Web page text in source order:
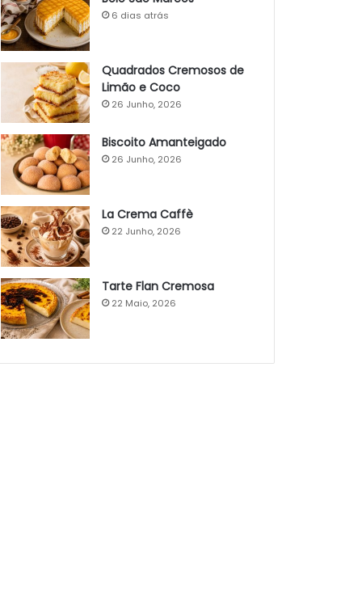
6 dias atrás
Quadrados Cremosos de
Limão e Coco
26 Junho, 2026
Biscoito Amanteigado
26 Junho, 2026
La Crema Caffè
22 Junho, 2026
Tarte Flan Cremosa
22 Maio, 2026